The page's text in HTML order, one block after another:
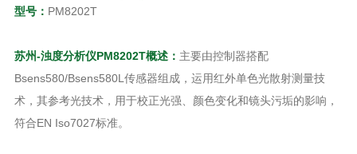
型号： PM8202T
苏州-浊度分析仪PM8202T概述： 主要由控制器搭配
Bsens580/Bsens580L传感器组成，运用红外单色光散射测量技
术，其参考光技术，用于校正光强、颜色变化和镜头污垢的影响，
符合EN Iso7027标准。